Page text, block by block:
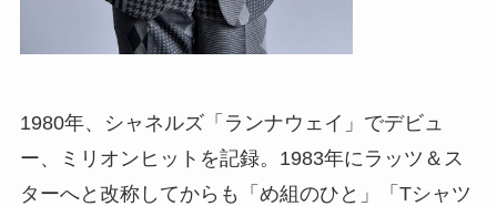
1980年、シャネルズ「ランナウェイ」でデビュ
ー、ミリオンヒットを記録。1983年にラッツ＆ス
ターへと改称してからも「め組のひと」「Tシャツ